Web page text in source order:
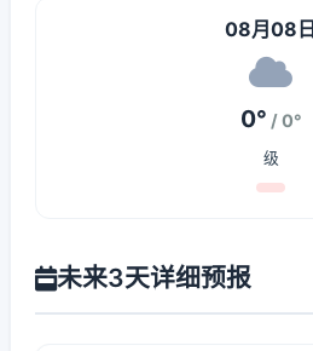
08月08日
0° / 0°
级
未来3天详细预报